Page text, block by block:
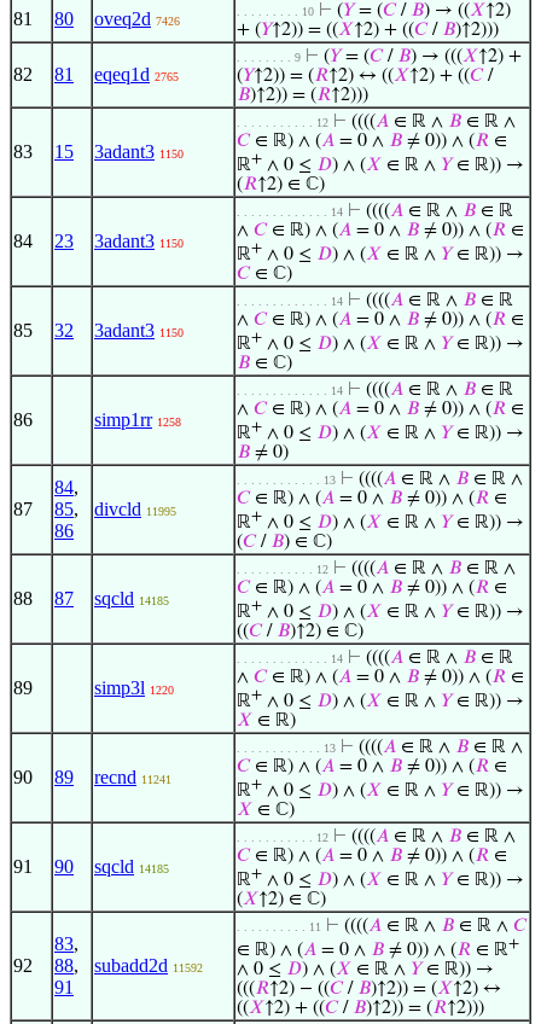
81 80 oveq2d 7426
. . . . . . . . . 10 ⊢ (𝑌= (𝐶/ 𝐵) → ((𝑋↑2)
+ (𝑌↑2)) = ((𝑋↑2) + ((𝐶/ 𝐵)↑2)))
82 81 eqeq1d 2765
. . . . . . . . 9 ⊢ (𝑌= (𝐶/ 𝐵) → (((𝑋↑2) +
(𝑌↑2)) = (𝑅↑2) ↔ ((𝑋↑2) + ((𝐶/
𝐵)↑2)) = (𝑅↑2)))
83 15 3adant3 1150
. . . . . . . . . . . 12 ⊢ ((((𝐴 ∈ ℝ ∧ 𝐵 ∈ ℝ ∧
𝐶∈ ℝ) ∧ (𝐴 = 0 ∧ 𝐵 ≠ 0)) ∧ (𝑅 ∈
ℝ+ ∧ 0 ≤ 𝐷) ∧ (𝑋 ∈ ℝ ∧ 𝑌∈ ℝ)) →
(𝑅↑2) ∈ ℂ)
84 23 3adant3 1150
. . . . . . . . . . . . . 14 ⊢ ((((𝐴 ∈ ℝ ∧ 𝐵 ∈ ℝ
∧ 𝐶∈ ℝ) ∧ (𝐴 = 0 ∧ 𝐵 ≠ 0)) ∧ (𝑅 ∈
ℝ+ ∧ 0 ≤ 𝐷) ∧ (𝑋 ∈ ℝ ∧ 𝑌∈ ℝ)) →
𝐶∈ ℂ)
85 32 3adant3 1150
. . . . . . . . . . . . . 14 ⊢ ((((𝐴 ∈ ℝ ∧ 𝐵 ∈ ℝ
∧ 𝐶∈ ℝ) ∧ (𝐴 = 0 ∧ 𝐵 ≠ 0)) ∧ (𝑅 ∈
ℝ+ ∧ 0 ≤ 𝐷) ∧ (𝑋 ∈ ℝ ∧ 𝑌∈ ℝ)) →
𝐵 ∈ ℂ)
86 simp1rr 1258
. . . . . . . . . . . . . 14 ⊢ ((((𝐴 ∈ ℝ ∧ 𝐵 ∈ ℝ
∧ 𝐶∈ ℝ) ∧ (𝐴 = 0 ∧ 𝐵 ≠ 0)) ∧ (𝑅 ∈
ℝ+ ∧ 0 ≤ 𝐷) ∧ (𝑋 ∈ ℝ ∧ 𝑌∈ ℝ)) →
𝐵 ≠ 0)
87
84,
85,
86
divcld 11995
. . . . . . . . . . . . 13 ⊢ ((((𝐴 ∈ ℝ ∧ 𝐵 ∈ ℝ ∧
𝐶∈ ℝ) ∧ (𝐴 = 0 ∧ 𝐵 ≠ 0)) ∧ (𝑅 ∈
ℝ+ ∧ 0 ≤ 𝐷) ∧ (𝑋 ∈ ℝ ∧ 𝑌∈ ℝ)) →
(𝐶/ 𝐵) ∈ ℂ)
88 87 sqcld 14185
. . . . . . . . . . . 12 ⊢ ((((𝐴 ∈ ℝ ∧ 𝐵 ∈ ℝ ∧
𝐶∈ ℝ) ∧ (𝐴 = 0 ∧ 𝐵 ≠ 0)) ∧ (𝑅 ∈
ℝ+ ∧ 0 ≤ 𝐷) ∧ (𝑋 ∈ ℝ ∧ 𝑌∈ ℝ)) →
((𝐶/ 𝐵)↑2) ∈ ℂ)
89 simp3l 1220
. . . . . . . . . . . . . 14 ⊢ ((((𝐴 ∈ ℝ ∧ 𝐵 ∈ ℝ
∧ 𝐶∈ ℝ) ∧ (𝐴 = 0 ∧ 𝐵 ≠ 0)) ∧ (𝑅 ∈
ℝ+ ∧ 0 ≤ 𝐷) ∧ (𝑋 ∈ ℝ ∧ 𝑌∈ ℝ)) →
𝑋 ∈ ℝ)
90 89 recnd 11241
. . . . . . . . . . . . 13 ⊢ ((((𝐴 ∈ ℝ ∧ 𝐵 ∈ ℝ ∧
𝐶∈ ℝ) ∧ (𝐴 = 0 ∧ 𝐵 ≠ 0)) ∧ (𝑅 ∈
ℝ+ ∧ 0 ≤ 𝐷) ∧ (𝑋 ∈ ℝ ∧ 𝑌∈ ℝ)) →
𝑋 ∈ ℂ)
91 90 sqcld 14185
. . . . . . . . . . . 12 ⊢ ((((𝐴 ∈ ℝ ∧ 𝐵 ∈ ℝ ∧
𝐶∈ ℝ) ∧ (𝐴 = 0 ∧ 𝐵 ≠ 0)) ∧ (𝑅 ∈
ℝ+ ∧ 0 ≤ 𝐷) ∧ (𝑋 ∈ ℝ ∧ 𝑌∈ ℝ)) →
(𝑋↑2) ∈ ℂ)
92
83,
88,
91
subadd2d 11592
. . . . . . . . . . 11 ⊢ ((((𝐴 ∈ ℝ ∧ 𝐵 ∈ ℝ ∧ 𝐶
∈ ℝ) ∧ (𝐴 = 0 ∧ 𝐵 ≠ 0)) ∧ (𝑅 ∈ ℝ+
∧ 0 ≤ 𝐷) ∧ (𝑋 ∈ ℝ ∧ 𝑌∈ ℝ)) →
(((𝑅↑2) − ((𝐶/ 𝐵)↑2)) = (𝑋↑2) ↔
((𝑋↑2) + ((𝐶/ 𝐵)↑2)) = (𝑅↑2)))